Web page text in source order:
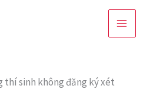
thí sinh không đăng ký xét